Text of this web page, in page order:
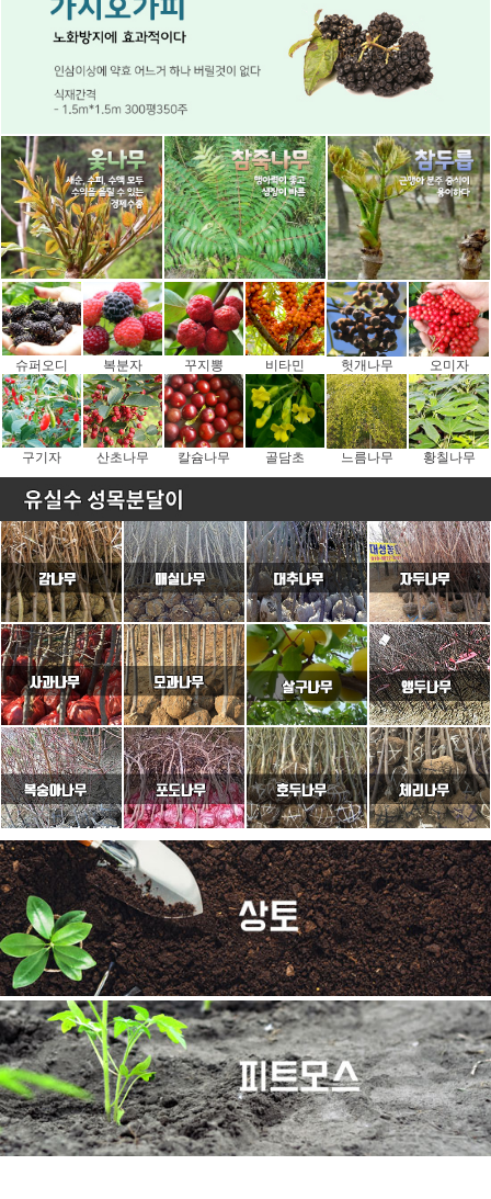
슈퍼오디 복분자 꾸지뽕 비타민 헛개나무 오미자
구기자 산초나무 칼슘나무 골담초 느름나무 황칠나무